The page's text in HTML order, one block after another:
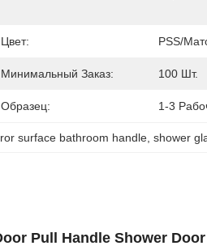
Цвет: PSS/
Минимальный Заказ: 100 Шт.
Образец: 1-3
surface bathroom handle , shower
Pull Handle Shower